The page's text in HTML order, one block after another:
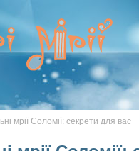
мрії Соломії: секрети для вас